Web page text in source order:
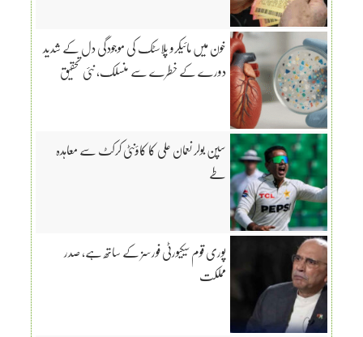
خون میں مائیکرو پلاسٹک کی موجودگی دل کے شدید
دورے کے خطرے سے منسلک، نئی تحقیق
سپن بولر نعمان علی کا کاؤنٹی کرکٹ سے معاہدہ
طے
پوری قوم سیکیورٹی فورسز کے ساتھ ہے، صدر
مملکت